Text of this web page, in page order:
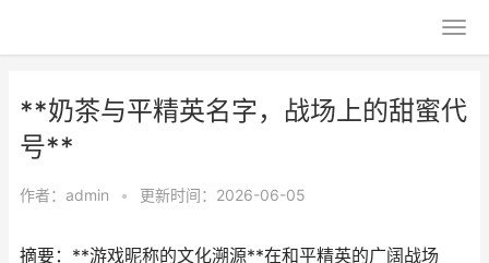
**奶茶与平精英名字，战场上的甜蜜代
号**
作者： admin • 更新时间：2026-06-05
摘要：**游戏昵称的文化溯源**在和平精英的广阔战场